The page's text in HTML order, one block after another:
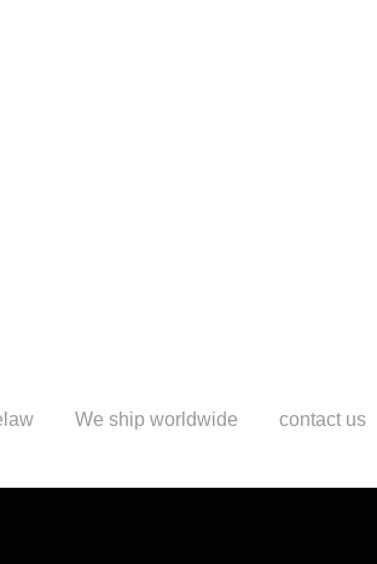
We ship worldwide contact us